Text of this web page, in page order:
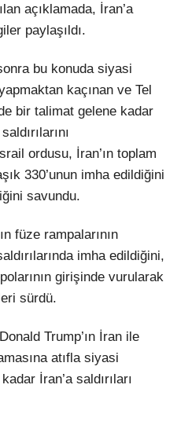
açıklamada, İran’a
paylaşıldı.
bu konuda siyasi
kaçınan ve Tel
bir talimat gelene kadar
ordusu, İran’ın toplam
330’unun imha edildiğini
savundu.
füze rampalarının
imha edildiğini,
girişinde vurularak
sürdü.
Trump’ın İran ile
atıfla siyasi
İran’a saldırıları